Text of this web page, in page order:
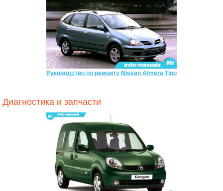
Руководство по ремонту Nissan Almera Tino
Диагностика и запчасти